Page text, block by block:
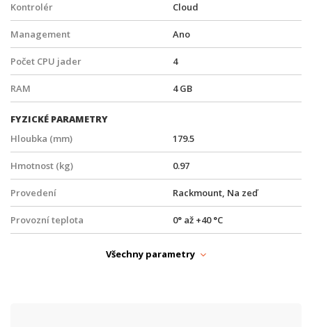
Kontrolér Cloud
Management Ano
Počet CPU jader 4
RAM 4 GB
FYZICKÉ PARAMETRY
Hloubka (mm)
179.5
Hmotnost (kg) 0.97
Provedení Rackmount, Na zeď
Provozní teplota 0° až +40 °C
Všechny parametry